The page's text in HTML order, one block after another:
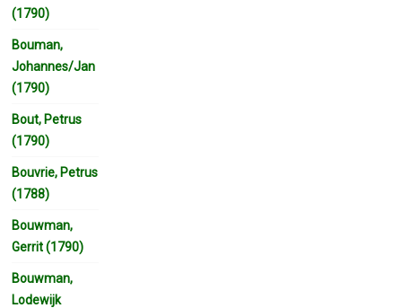
(1790)
Bouman,
Johannes/Jan
(1790)
Bout, Petrus
(1790)
Bouvrie, Petrus
(1788)
Bouwman,
Gerrit (1790)
Bouwman,
Lodewijk